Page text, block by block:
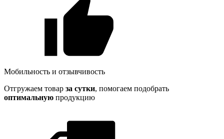
Мобильность и отзывчивость
Отгружаем товар за сутки, помогаем подобрать
оптимальную продукцию